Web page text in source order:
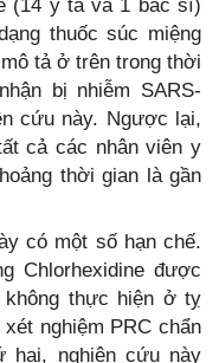
(14 y tá và 1 bác sĩ)
thuốc súc miệng
tả ở trên trong thời
bị nhiễm SARS‐
cứu này. Ngược lại,
cả các nhân viên y
thời gian là gần
có một số hạn chế.
Chlorhexidine được
thực hiện ở tỵ
nghiệm PRC chẩn
hai, nghiên cứu này